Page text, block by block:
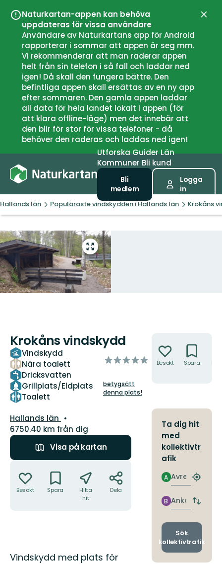
Naturkartan-appen kan behöva
uppdateras för vissa användare
Användare av Naturkartans app för Android
rapporterar i sommar att appen är seg mm.
Vi rekommenderar att man raderar appen
helt från sin telefon i så fall och laddar ned
igen! Då skall den fungera bättre. Den
befintliga appen skall ersättas av en ny app
efter sommaren. Den gamla appen laddar
all data för hela landet lokalt i appen (för
att klara offline-läge) men det innebär att
den blir för stor för vissa telefoner - då
behöver den raderas och laddas ned igen!
UtforskaGuiderLän
Kommuner Bli kund
Bli
medlem
Logga
in
Hallands län Populäraste vindskydden i Hallands län Krokåns
Gå
till
helskärmsläge
Krokåns vindskydd
Vindskydd
Nära toalett
Dricksvatten
Grillplats/Eldplats
Toalett
av
stjärnor
betygsätt
denna plats!
Län:
Hallands län
6750.40 km från dig
Visa på kartan
Besökt Spara
Hitta
hit
Dela
Beskrivning
Vindskydd med plats för
Besökt Spara
Ta dig hit
med
kollektivtr
afik
Avresa
A
Hitta
Ankomst
B
Byt
och
Sök
kollektivtrafik